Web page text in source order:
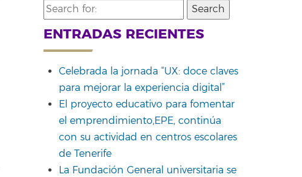
Search
for:
ENTRADAS RECIENTES
Celebrada la jornada “UX: doce claves
para mejorar la experiencia digital”
El proyecto educativo para fomentar
el emprendimiento,EPE, continúa
con su actividad en centros escolares
de Tenerife
La Fundación General universitaria se